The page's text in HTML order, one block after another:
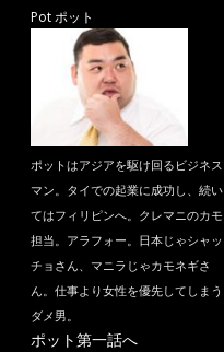
Pot ポット
ポットはアジアを駆け回るビジネス
マン。タイでの起業に成功し、続い
てはフィリピンへ。クレマニのカモ
担当。アラフォー。日本じゃシャッ
チョさん、マニラじゃカモネギさ
ん。仕事より女性を優先してしまう
ダメ男。
ポット第一話へ